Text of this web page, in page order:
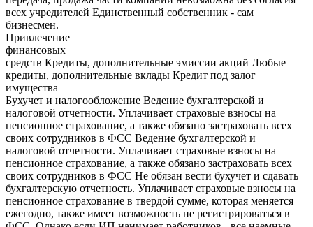
всех учредителей Единственный собственник - сам
бизнесмен.
Привлечение
финансовых
средств Кредиты, дополнительные эмиссии акций Любые
кредиты, дополнительные вклады Кредит под залог
имущества
Бухучет и налогообложение Ведение бухгалтерской и
налоговой отчетности. Уплачивает страховые взносы на
пенсионное страхование, а также обязано застраховать всех
своих сотрудников в ФСС Ведение бухгалтерской и
налоговой отчетности. Уплачивает страховые взносы на
пенсионное страхование, а также обязано застраховать всех
своих сотрудников в ФСС Не обязан вести бухучет и сдавать
бухгалтерскую отчетность. Уплачивает страховые взносы на
пенсионное страхование в твердой сумме, которая меняется
ежегодно, также имеет возможность не регистрироваться в